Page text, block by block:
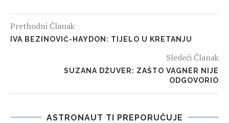
Prethodni Članak
IVA BEZINOVIĆ-HAYDON: TIJELO U KRETANJU
Sledeći Članak
SUZANA DŽUVER: ZAŠTO VAGNER NIJE
ODGOVORIO
ASTRONAUT TI PREPORUČUJE